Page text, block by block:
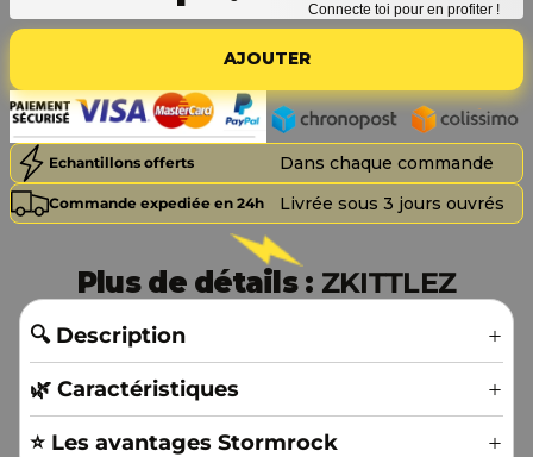
Connecte toi pour en profiter !
AJOUTER
Echantillons offerts Dans chaque commande
Commande expediée en 24h Livrée sous 3 jours ouvrés
Plus de détails : ZKITTLEZ
🔍 Description
🌿 Caractéristiques
⭐️ Les avantages Stormrock